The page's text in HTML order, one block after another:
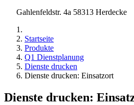
Gahlenfeldstr. 4a 58313 Herdecke
Startseite
Produkte
Q1 Dienstplanung
Dienste drucken
Dienste drucken: Einsatzort
Dienste drucken: